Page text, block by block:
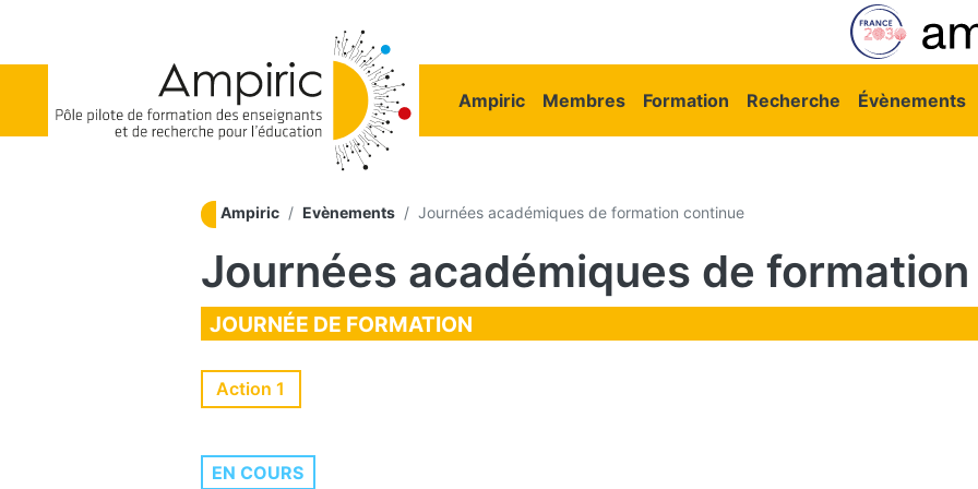
Navigation principale
Ampiric Membres Formation Recherche Évènements
Ampiric Evènements Journées académiques de formation continue
Journées académiques de
JOURNÉE DE FORMATION
Action 1
EN COURS